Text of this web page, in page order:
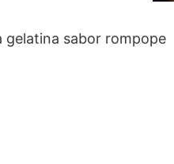
gelatina sabor rompope